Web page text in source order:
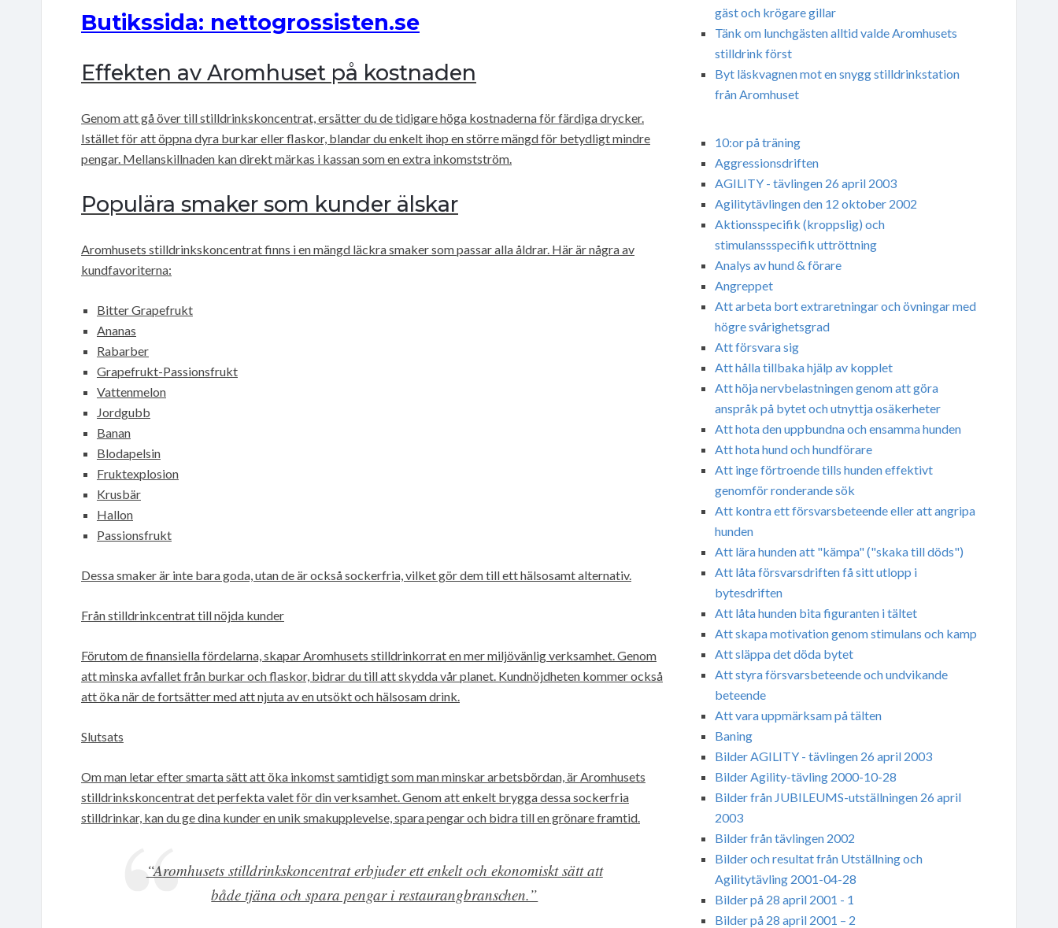
Butikssida: nettogrossisten.se
Effekten av Aromhuset på kostnaden
Genom att gå över till stilldrinkskoncentrat, ersätter du de tidigare höga kostnaderna för färdiga drycker.
Istället för att öppna dyra burkar eller flaskor, blandar du enkelt ihop en större mängd för betydligt mindre
pengar. Mellanskillnaden kan direkt märkas i kassan som en extra inkomstström.
Populära smaker som kunder älskar
Aromhusets stilldrinkskoncentrat finns i en mängd läckra smaker som passar alla åldrar. Här är några av
kundfavoriterna:
Bitter Grapefrukt
Ananas
Rabarber
Grapefrukt-Passionsfrukt
Vattenmelon
Jordgubb
Banan
Blodapelsin
Fruktexplosion
Krusbär
Hallon
Passionsfrukt
Dessa smaker är inte bara goda, utan de är också sockerfria, vilket gör dem till ett hälsosamt alternativ.
Från stilldrinkcentrat till nöjda kunder
Förutom de finansiella fördelarna, skapar Aromhusets stilldrinkorrat en mer miljövänlig verksamhet. Genom
att minska avfallet från burkar och flaskor, bidrar du till att skydda vår planet. Kundnöjdheten kommer också
att öka när de fortsätter med att njuta av en utsökt och hälsosam drink.
Slutsats
Om man letar efter smarta sätt att öka inkomst samtidigt som man minskar arbetsbördan, är Aromhusets
stilldrinkskoncentrat det perfekta valet för din verksamhet. Genom att enkelt brygga dessa sockerfria
stilldrinkar, kan du ge dina kunder en unik smakupplevelse, spara pengar och bidra till en grönare framtid.
“Aromhusets stilldrinkskoncentrat erbjuder ett enkelt och ekonomiskt sätt att
både tjäna och spara pengar i restaurangbranschen.”
gäst och krögare gillar
Tänk om lunchgästen alltid valde Aromhusets
stilldrink först
Byt läskvagnen mot en snygg stilldrinkstation
från Aromhuset
10:or på träning
Aggressionsdriften
AGILITY - tävlingen 26 april 2003
Agilitytävlingen den 12 oktober 2002
Aktionsspecifik (kroppslig) och
stimulanssspecifik uttröttning
Analys av hund & förare
Angreppet
Att arbeta bort extraretningar och övningar med
högre svårighetsgrad
Att försvara sig
Att hålla tillbaka hjälp av kopplet
Att höja nervbelastningen genom att göra
anspråk på bytet och utnyttja osäkerheter
Att hota den uppbundna och ensamma hunden
Att hota hund och hundförare
Att inge förtroende tills hunden effektivt
genomför ronderande sök
Att kontra ett försvarsbeteende eller att angripa
hunden
Att lära hunden att "kämpa" ("skaka till döds")
Att låta försvarsdriften få sitt utlopp i
bytesdriften
Att låta hunden bita figuranten i tältet
Att skapa motivation genom stimulans och kamp
Att släppa det döda bytet
Att styra försvarsbeteende och undvikande
beteende
Att vara uppmärksam på tälten
Baning
Bilder AGILITY - tävlingen 26 april 2003
Bilder Agility-tävling 2000-10-28
Bilder från JUBILEUMS-utställningen 26 april
2003
Bilder från tävlingen 2002
Bilder och resultat från Utställning och
Agilitytävling 2001-04-28
Bilder på 28 april 2001 - 1
Bilder på 28 april 2001 – 2